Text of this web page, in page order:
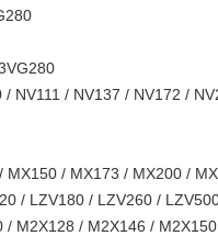
NV111 / NV137 / NV172 /
/ MX173 / MX200 /
/ LZV180 / LZV260 /
M2X128 / M2X146 /